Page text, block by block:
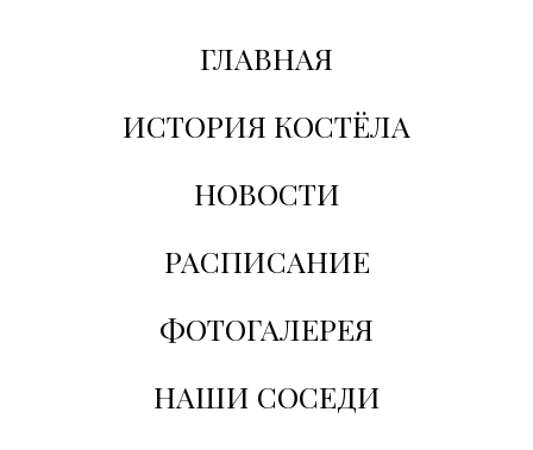
ГЛАВНАЯ
ИСТОРИЯ КОСТЁЛА
НОВОСТИ
РАСПИСАНИЕ
ФОТОГАЛЕРЕЯ
НАШИ СОСЕДИ